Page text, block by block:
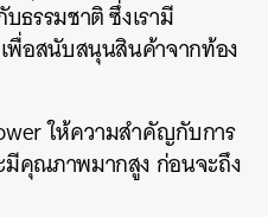
ธรรมชาติ ซึ่งเรามี
พื่อสนับสนุนสินค้าจากท้อง
ให้ความสำคัญกับการ
คุณภาพมากสูง ก่อนจะถึง